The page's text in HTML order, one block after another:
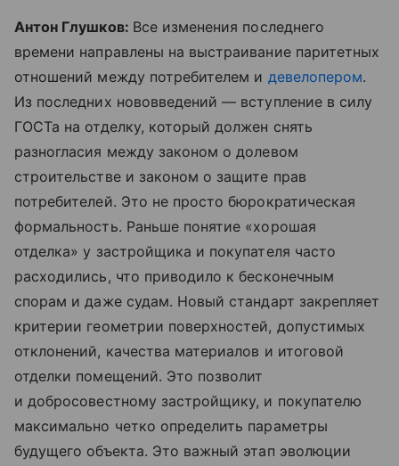
Антон Глушков: Все изменения последнего
времени направлены на выстраивание паритетных
отношений между потребителем и девелопером.
Из последних нововведений — вступление в силу
ГОСТа на отделку, который должен снять
разногласия между законом о долевом
строительстве и законом о защите прав
потребителей. Это не просто бюрократическая
формальность. Раньше понятие «хорошая
отделка» у застройщика и покупателя часто
расходились, что приводило к бесконечным
спорам и даже судам. Новый стандарт закрепляет
критерии геометрии поверхностей, допустимых
отклонений, качества материалов и итоговой
отделки помещений. Это позволит
и добросовестному застройщику, и покупателю
максимально четко определить параметры
будущего объекта. Это важный этап эволюции